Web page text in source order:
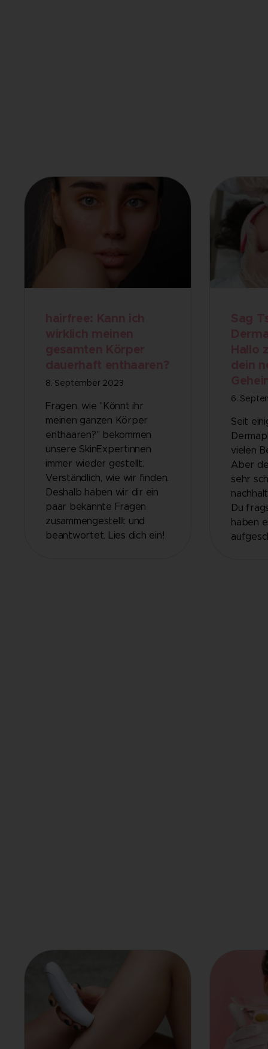
8. September 2023
Fragen, wie "Könnt ihr
meinen ganzen Körper
enthaaren?" bekommen
unsere SkinExpertinnen
immer wieder gestellt.
Verständlich, wie wir finden.
Deshalb haben wir dir ein
paar bekannte Fragen
zusammengestellt und
beantwortet. Lies dich ein!
6.
Seit
vielen
Aber
sehr
Du
haben